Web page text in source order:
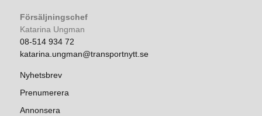
Försäljningschef
Katarina Ungman
08-514 934 72
katarina.ungman@transportnytt.se
Nyhetsbrev
Prenumerera
Annonsera